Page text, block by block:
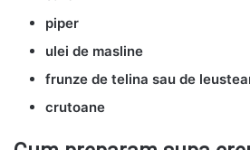
piper
ulei de masline
frunze de telina sau de
crutoane